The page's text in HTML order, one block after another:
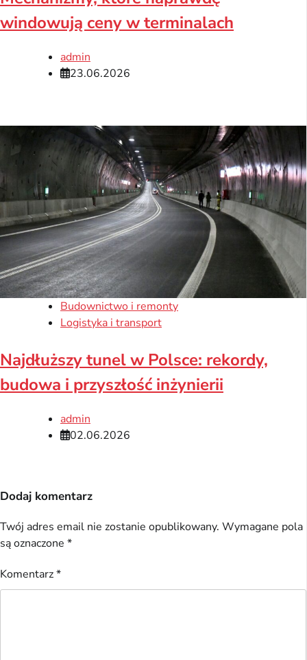
windowują ceny w terminalach
admin
23.06.2026
Budownictwo i remonty
Logistyka i transport
Najdłuższy tunel w Polsce: rekordy,
budowa i przyszłość inżynierii
admin
02.06.2026
Dodaj komentarz
Twój adres email nie zostanie opublikowany. Wymagane pola
są oznaczone *
Komentarz*